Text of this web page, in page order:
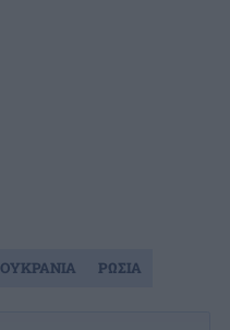
ΟΥΚΡΑΝΙΑ ΡΩΣΙΑ